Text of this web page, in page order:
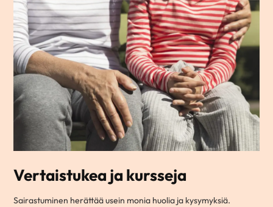
Vertaistukea ja kursseja
Sairastuminen herättää usein monia huolia ja kysymyksiä.